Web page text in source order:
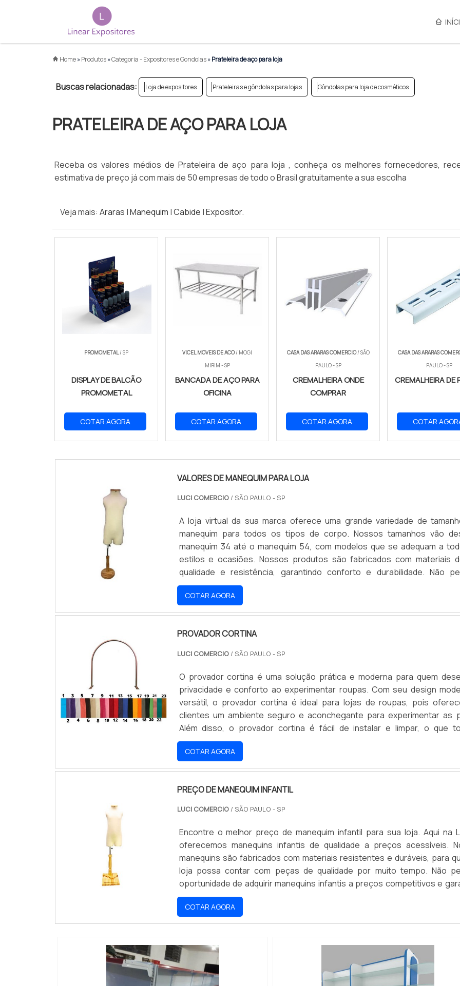
Home»Produtos»Categoria - Expositores e Gondolas»Prateleira de aço para loja
Buscas relacionadas: Loja de expositores Prateleiras e gôndolas para lojas Gôndolas para loja de cosméticos
PRATELEIRA DE AÇO PARA LOJA
Receba os valores médios de Prateleira de aço para loja , conheça os melhores fornecedores,
estimativa de preço já com mais de 50 empresas de todo o Brasil gratuitamente a sua escolha
Veja mais: Araras |Manequim |Cabide |Expositor.
PROMOMETAL/ SP
DISPLAY DE BALCÃO
PROMOMETAL
COTAR AGORA
VICEL MOVEIS DE ACO/ MOGI
MIRIM - SP
BANCADA DE AÇO PARA
OFICINA
COTAR AGORA
CASA DAS ARARAS COMERCIO/ SÃO
PAULO - SP
CREMALHEIRA ONDE
COMPRAR
COTAR AGORA
CASA DAS ARARAS
PAULO - SP
CREMALHEIRA DE
COTAR
VALORES DE MANEQUIM PARA LOJA
LUCI COMERCIO / SÃO PAULO - SP
A loja virtual da sua marca oferece uma grande variedade de
manequim para todos os tipos de corpo. Nossos tamanhos vão
manequim 34 até o manequim 54, com modelos que se adequam a
estilos e ocasiões. Nossos produtos são fabricados com materiais
qualidade e resistência, garantindo conforto e durabilidade. Não
oportunidade de encontrar o manequim ideal para você e aproveite
preços acessíveis.
COTAR AGORA
PROVADOR CORTINA
LUCI COMERCIO / SÃO PAULO - SP
O provador cortina é uma solução prática e moderna para quem
privacidade e conforto ao experimentar roupas. Com seu design
versátil, o provador cortina é ideal para lojas de roupas, pois
clientes um ambiente seguro e aconchegante para experimentar as
Além disso, o provador cortina é fácil de instalar e limpar, o que
experiência de compra ainda mais agradável.
COTAR AGORA
PREÇO DE MANEQUIM INFANTIL
LUCI COMERCIO / SÃO PAULO - SP
Encontre o melhor preço de manequim infantil para sua loja. Aqui na
oferecemos manequins infantis de qualidade a preços acessíveis.
manequins são fabricados com materiais resistentes e duráveis, para
loja possa contar com peças de qualidade por muito tempo. Não
oportunidade de adquirir manequins infantis a preços competitivos e
melhor para seus clientes. Aproveite nossas ofertas e compre agora
COTAR AGORA